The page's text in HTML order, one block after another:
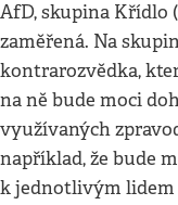
AfD, skupina Křídlo
zaměřená. Na
kontrarozvědka,
na ně bude moci
využívaných
například, že bude
k jednotlivým lidem